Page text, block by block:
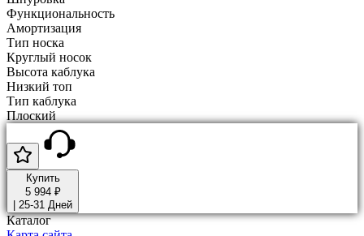
Функциональность
Амортизация
Тип носка
Круглый носок
Высота каблука
Низкий топ
Тип каблука
Плоский
Купить
5 994 ₽
25-31 Дней
Каталог